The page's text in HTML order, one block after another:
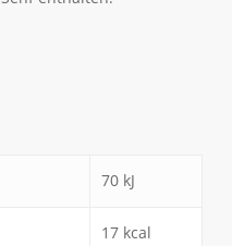
70 kJ
17 kcal